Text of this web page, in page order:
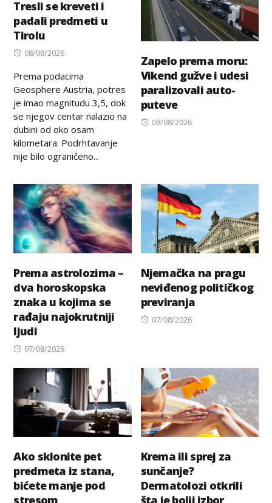
Tresli se kreveti i
padali predmeti u
Tirolu
Posted
08/08/2026
Prema podacima
Geosphere Austria, potres
je imao magnitudu 3,5, dok
se njegov centar nalazio na
dubini od oko osam
kilometara. Podrhtavanje
nije bilo ograničeno...
Zapelo prema moru:
Vikend gužve i udesi
paralizovali auto-
puteve
Posted
08/08/2026
Prema astrolozima –
dva horoskopska
znaka u kojima se
rađaju najokrutniji
ljudi
Posted
07/08/2026
Njemačka na pragu
neviđenog političkog
previranja
Posted
07/08/2026
Ako sklonite pet
predmeta iz stana,
bićete manje pod
Krema ili sprej za
sunčanje?
Dermatolozi otkrili